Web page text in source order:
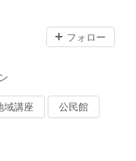
フォロー
域講座 公民館